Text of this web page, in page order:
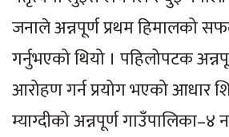
जनाले अन्नपूर्ण प्रथम हिमालको
गर्नुभएको थियो । पहिलोपटक
आरोहण गर्न प्रयोग भएको आधार
म्याग्दीको अन्नपूर्ण गाउँपालिका–४